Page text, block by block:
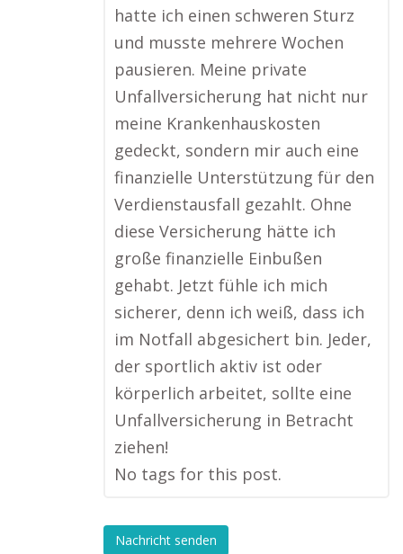
hatte ich einen schweren Sturz
und musste mehrere Wochen
pausieren. Meine private
Unfallversicherung hat nicht nur
meine Krankenhauskosten
gedeckt, sondern mir auch eine
finanzielle Unterstützung für den
Verdienstausfall gezahlt. Ohne
diese Versicherung hätte ich
große finanzielle Einbußen
gehabt. Jetzt fühle ich mich
sicherer, denn ich weiß, dass ich
im Notfall abgesichert bin. Jeder,
der sportlich aktiv ist oder
körperlich arbeitet, sollte eine
Unfallversicherung in Betracht
ziehen!
No tags for this post.
Nachricht senden